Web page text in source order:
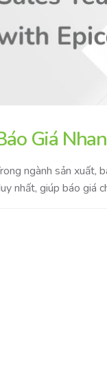
Giá
ngành sản xuất,
nhất, giúp báo giá